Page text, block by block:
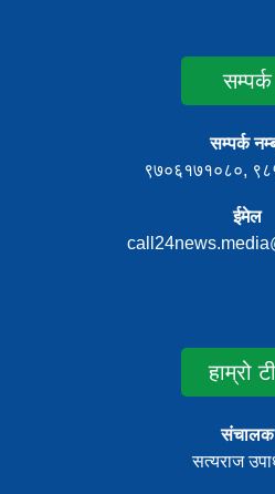
सम्पर्क
सम्पर्क
९७०६१७१०८०,
ईमेल
हाम्रो
संचालक
सत्यराज